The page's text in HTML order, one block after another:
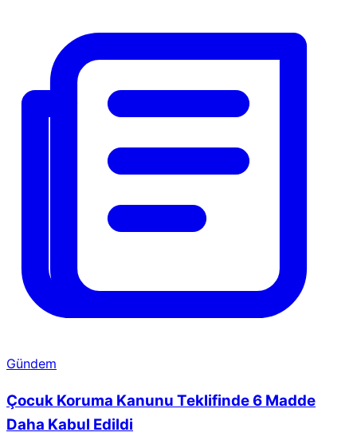
Gündem
Çocuk Koruma Kanunu Teklifinde 6 Madde
Daha Kabul Edildi